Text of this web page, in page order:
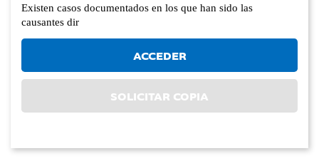
Existen casos documentados en los que han sido las
causantes dir
ACCEDER
SOLICITAR COPIA